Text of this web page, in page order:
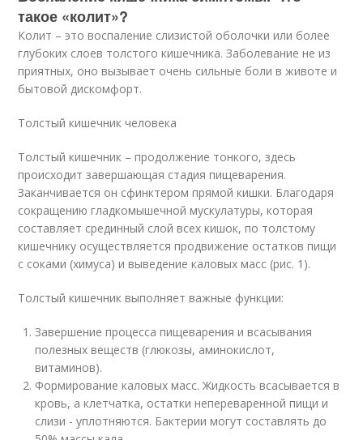
такое «колит»?
Колит – это воспаление слизистой оболочки или более
глубоких слоев толстого кишечника. Заболевание не из
приятных, оно вызывает очень сильные боли в животе и
бытовой дискомфорт.
Толстый кишечник человека
Толстый кишечник – продолжение тонкого, здесь
происходит завершающая стадия пищеварения.
Заканчивается он сфинктером прямой кишки. Благодаря
сокращению гладкомышечной мускулатуры, которая
составляет срединный слой всех кишок, по толстому
кишечнику осуществляется продвижение остатков пищи
с соками (химуса) и выведение каловых масс (рис. 1).
Толстый кишечник выполняет важные функции:
Завершение процесса пищеварения и всасывания
полезных веществ (глюкозы, аминокислот,
витаминов).
Формирование каловых масс. Жидкость всасывается в
кровь, а клетчатка, остатки непереваренной пищи и
слизи - уплотняются. Бактерии могут составлять до